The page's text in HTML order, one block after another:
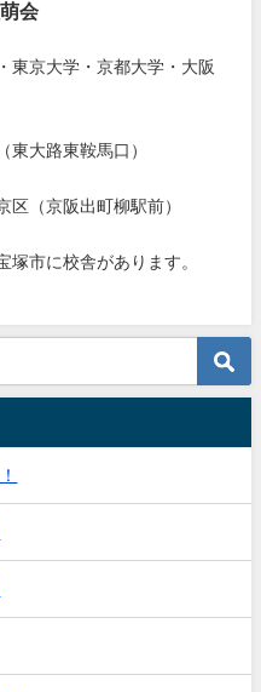
会
東京大学・京都大学・大阪
東大路東鞍馬口）
区（京阪出町柳駅前）
塚市に校舎があります。